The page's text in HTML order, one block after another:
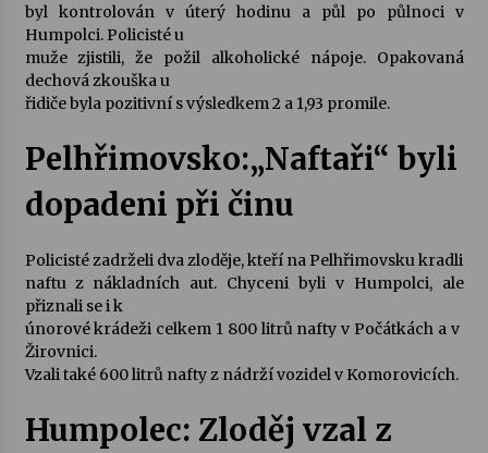
Votavžatský ploty
23. 7. 2026
22. 7. 2026
17. 7. 2026
Ozvěny prázdnin
Za kulturou kousek za Humpolec. V Želivě ožije
odkaz Josefa Čapka
byl kontrolován v úterý hodinu a půl po půlnoci v
Humpolci. Policisté u
muže zjistili, že požil alkoholické nápoje. Opakovaná
dechová zkouška u
řidiče byla pozitivní s výsledkem 2 a 1,93 promile.
Pelhřimovsko:„Naftaři“ byli
dopadeni při činu
Policisté zadrželi dva zloděje, kteří na Pelhřimovsku kradli
naftu z nákladních aut. Chyceni byli v Humpolci, ale
přiznali se i k
únorové krádeži celkem 1 800 litrů nafty v Počátkách a v
Žirovnici.
Vzali také 600 litrů nafty z nádrží vozidel v Komorovicích.
Humpolec: Zloděj vzal z